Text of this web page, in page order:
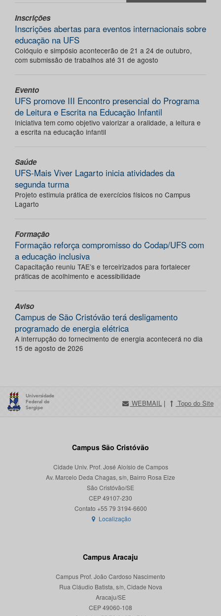
Inscrições
Inscrições abertas para eventos internacionais sobre
educação na UFS
Colóquio e simpósio acontecerão de 21 a 24 de outubro,
com submissão de trabalhos até 31 de agosto
Evento
UFS promove III Encontro presencial do Programa
de Leitura e Escrita na Educação Infantil
Iniciativa tem como objetivo valorizar a oralidade, a leitura e
a escrita na educação infantil
Saúde
UFS-Mais Viver Lagarto inicia atividades da
segunda turma
Projeto estimula prática de exercícios físicos no Campus
Lagarto
Formação
Formação reforça compromisso do Codap/UFS com
a educação inclusiva
Capacitação reuniu TAE’s e terceirizados para fortalecer
práticas de acolhimento e acessibilidade
Aviso
Campus de São Cristóvão terá desligamento
programado de energia elétrica
A interrupção do fornecimento de energia acontecerá no dia
15 de agosto de 2026
WEBMAIL | Topo do Site
Campus São Cristóvão
Cidade Univ. Prof. José Aloísio de Campos
Av. Marcelo Deda Chagas, s/n, Bairro Rosa Elze
São Cristóvão/SE
CEP 49107-230
Localização
Campus Aracaju
Campus Prof. João Cardoso Nascimento
Rua Cláudio Batista, s/n, Cidade Nova
Aracaju/SE
CEP 49060-108